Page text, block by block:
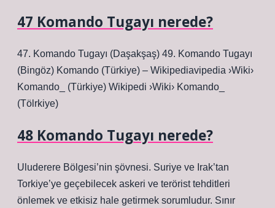
47 Komando Tugayı nerede?
47. Komando Tugayı (Daşakşaş) 49. Komando Tugayı
(Bingöz) Komando (Türkiye) – Wikipediavipedia ›Wiki›
Komando_ (Türkiye) Wikipedi ›Wiki› Komando_
(Tölrkiye)
48 Komando Tugayı nerede?
Uluderere Bölgesi’nin şövnesi. Suriye ve Irak’tan
Torkiye’ye geçebilecek askeri ve terörist tehditleri
önlemek ve etkisiz hale getirmek sorumludur. Sınır